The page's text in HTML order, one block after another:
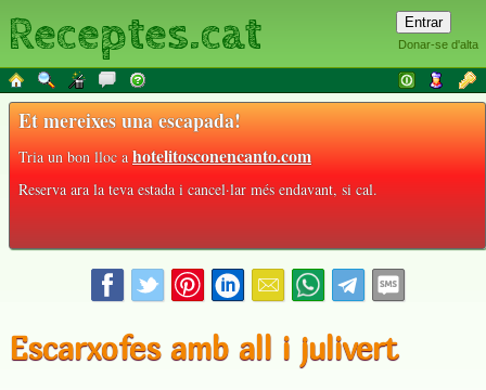
Donar-se d'alta
Receptes.cat
Et mereixes una escapada!
Tria un bon lloc ahotelitosconencanto.com
Reserva ara la teva estada i cancel·lar més endavant, si cal.
Escarxofes amb all i julivert